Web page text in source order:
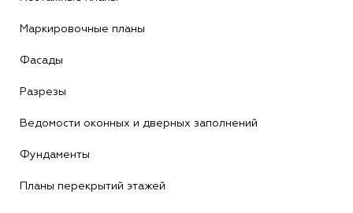
Маркировочные планы
Фасады
Разрезы
Ведомости оконных и дверных заполнений
Фундаменты
Планы перекрытий этажей